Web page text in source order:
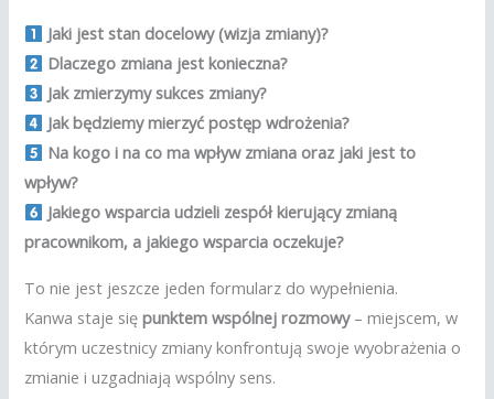
Jaki jest stan docelowy (wizja zmiany)?
Dlaczego zmiana jest konieczna?
Jak zmierzymy sukces zmiany?
Jak będziemy mierzyć postęp wdrożenia?
Na kogo i na co ma wpływ zmiana oraz jaki jest to
wpływ?
Jakiego wsparcia udzieli zespół kierujący zmianą
pracownikom, a jakiego wsparcia oczekuje?
To nie jest jeszcze jeden formularz do wypełnienia.
Kanwa staje siępunktem wspólnej rozmowy– miejscem, w
którym uczestnicy zmiany konfrontują swoje wyobrażenia o
zmianie i uzgadniają wspólny sens.